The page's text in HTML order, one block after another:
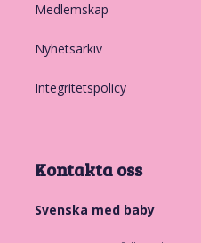
Medlemskap
Nyhetsarkiv
Integritetspolicy
Kontakta oss
Svenska med baby